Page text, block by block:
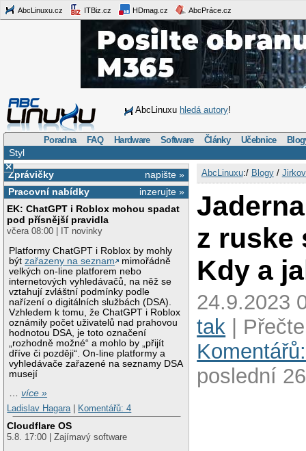
AbcLinuxu.cz ITBiz.cz HDmag.cz AbcPráce.cz
AbcLinuxu hledá autory!
Poradna FAQ Hardware Software Články Učebnice
Styl
×
napište »
Zprávičky
inzerujte »
Pracovní nabídky
EK: ChatGPT i Roblox mohou spadat
pod přísnější pravidla
včera 08:00 | IT novinky
Platformy ChatGPT i Roblox by mohly
býtzařazeny na seznam
mimořádně
velkých on-line platforem nebo
internetových vyhledávačů, na něž se
vztahují zvláštní podmínky podle
nařízení o digitálních službách (DSA).
Vzhledem k tomu, že ChatGPT i Roblox
oznámily počet uživatelů nad prahovou
hodnotou DSA, je toto označení
„rozhodně možné“ a mohlo by „přijít
dříve či později“. On-line platformy a
vyhledávače zařazené na seznamy DSA
musejí
…více »
Ladislav Hagara
Komentářů: 4
Cloudflare OS
5.8. 17:00 | Zajímavý software
AbcLinuxu:/ Blogy/
z ruske
Kdy a
24.9.2023
tak |
poslední